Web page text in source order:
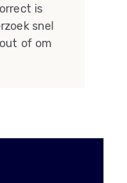
is
snel
of om